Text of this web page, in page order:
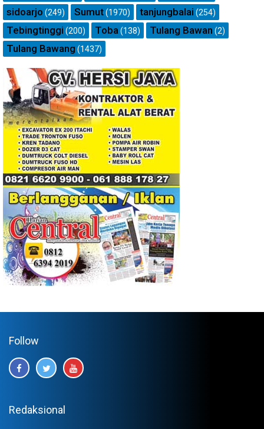
sidoarjo (249) Sumut(1970) tanjungbalai (254)
Tebingtinggi (200) Toba (138) Tulang Bawan (2)
Tulang Bawang (1437)
Follow
Redaksional